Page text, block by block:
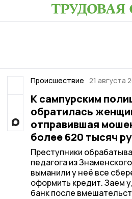
Происшествие 21 августа
К сампурским
обратилась
отправившая
более 620 тысяч
Преступники
педагога из
выманили у неё все
оформить кредит. Заем
банк после